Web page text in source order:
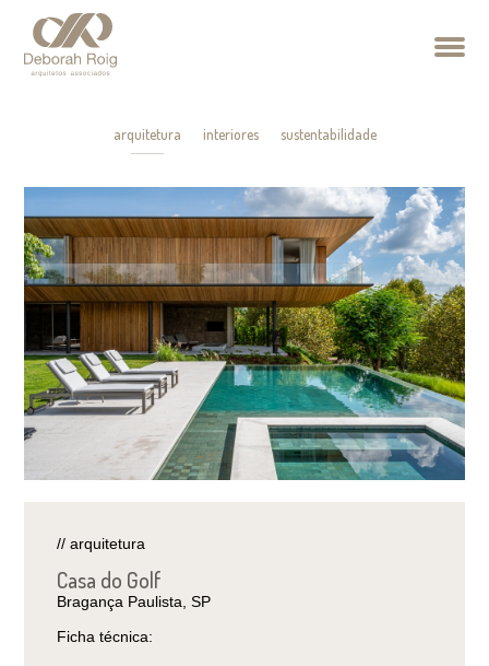
arquitetura interiores sustentabilidade
// arquitetura
Casa do Golf
Bragança Paulista, SP
Ficha técnica: